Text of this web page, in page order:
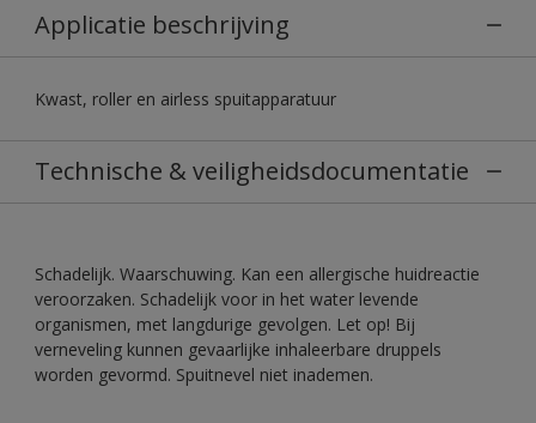
Applicatie beschrijving
Kwast, roller en airless spuitapparatuur
Technische & veiligheidsdocumentatie
Schadelijk. Waarschuwing. Kan een allergische huidreactie
veroorzaken. Schadelijk voor in het water levende
organismen, met langdurige gevolgen. Let op! Bij
verneveling kunnen gevaarlijke inhaleerbare druppels
worden gevormd. Spuitnevel niet inademen.